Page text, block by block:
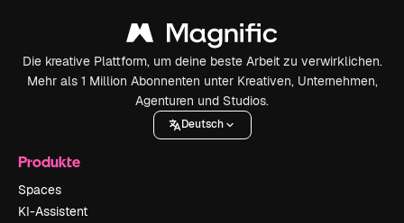
Die kreative Plattform, um deine beste Arbeit zu verwirklichen.
Mehr als 1 Million Abonnenten unter Kreativen, Unternehmen,
Agenturen und Studios.
Deutsch
Produkte
Spaces
KI-Assistent